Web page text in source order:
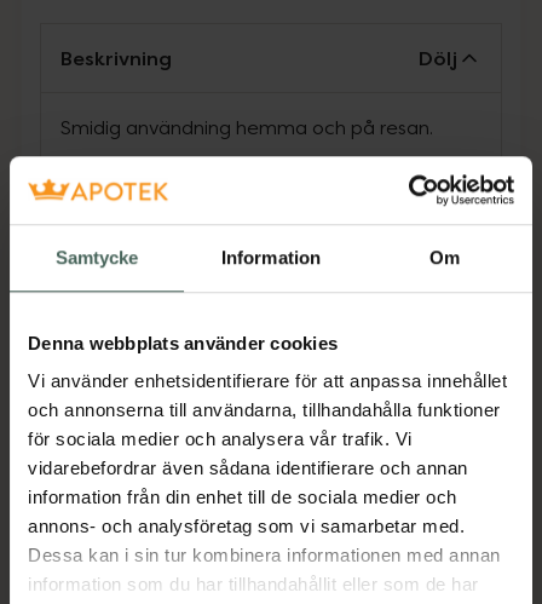
Samtycke Information Om
Denna webbplats använder cookies
Vi använder enhetsidentifierare för att anpassa innehållet
och annonserna till användarna, tillhandahålla funktioner
för sociala medier och analysera vår trafik. Vi
vidarebefordrar även sådana identifierare och annan
information från din enhet till de sociala medier och
annons- och analysföretag som vi samarbetar med.
Dessa kan i sin tur kombinera informationen med annan
information som du har tillhandahållit eller som de har
Beskrivning Dölj
Smidig användning hemma och på resan.
Oavsett om du är hemma, på språng eller på
jobbet kan ett extra par uppsamlingskoppar
för handsfree-användning göra din
pumpningsrutin enklare och mer effektiv.
Innehåller fyra SkinSense-silikonbröstkupor
- Frihet vid pumpning
- Lätt att använda, rengöra och sätta ihop
- Har en smidig passform